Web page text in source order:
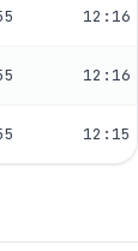
12:16
12:16
12:15